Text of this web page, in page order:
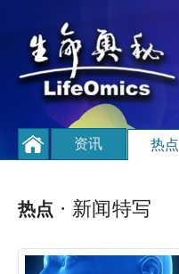
资讯 热点
热点 · 新闻特写